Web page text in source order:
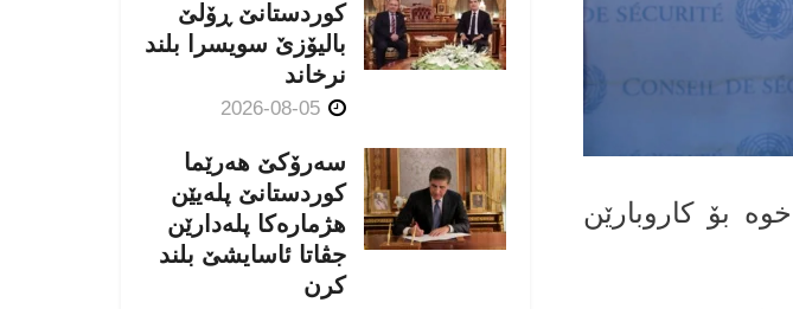
بۆ كاروبارێن
کوردستانێ ڕۆلێ
بالیۆزێ سویسرا بلند
نرخاند
سەرۆکێ هەرێما
کوردستانێ پلەیێن
هژمارەكا پلەدارێن
جڤاتا ئاسایشێ بلند
كرن